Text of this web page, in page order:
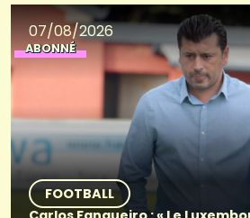
07/08/2026
ABONNÉ
FOOTBALL